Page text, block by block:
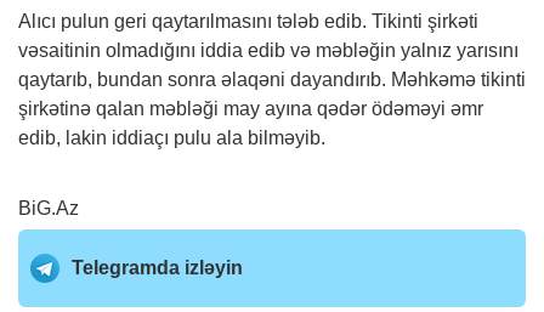
Alıcı pulun geri qaytarılmasını tələb edib. Tikinti şirkəti
vəsaitinin olmadığını iddia edib və məbləğin yalnız yarısını
qaytarıb, bundan sonra əlaqəni dayandırıb. Məhkəmə tikinti
şirkətinə qalan məbləği may ayına qədər ödəməyi əmr
edib, lakin iddiaçı pulu ala bilməyib.
BiG.Az
Telegramda izləyin